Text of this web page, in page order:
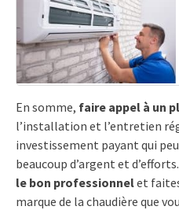
En somme, faire appel à un
l’installation et l’entretien
investissement payant qui
beaucoup d’argent et
le bon professionnelet
marque de la chaudière que